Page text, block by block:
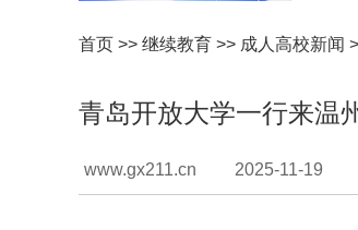
首页 >> 继续教育 >> 成人高校新闻
青岛开放大学一行来温
www.gx211.cn 2025-11-19